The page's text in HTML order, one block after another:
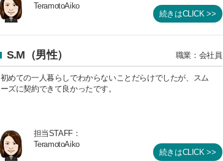
TeramotoAiko
続きはCLICK >>
S.M（男性） 職業：会社員
初めての一人暮らしでわからないことだらけでしたが、スム
ーズに契約できて良かったです。
担当STAFF：
TeramotoAiko
続きはCLICK >>